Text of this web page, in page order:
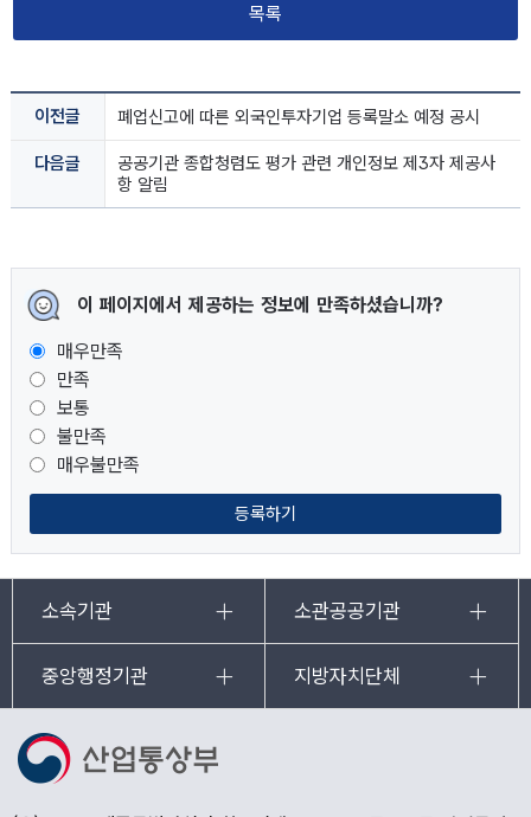
목록
이전글 폐업신고에 따른 외국인투자기업 등록말소 예정 공시
다음글
공공기관 종합청렴도 평가 관련 개인정보 제3자 제공사
항 알림
이 페이지에서 제공하는 정보에 만족하셨습니까?
매우만족
만족
보통
불만족
매우불만족
등록하기
소속기관 소관공공기관
중앙행정기관 지방자치단체